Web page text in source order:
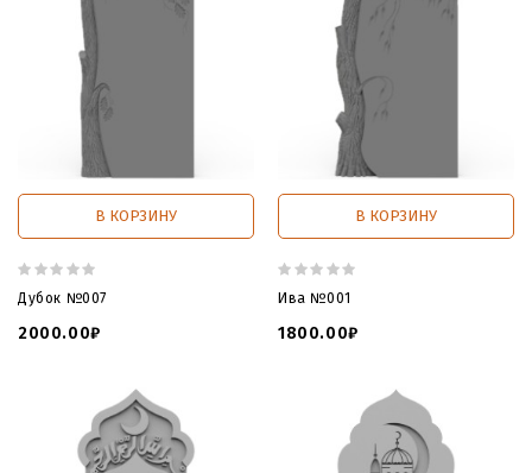
В КОРЗИНУ
Дубок №007
2000.00₽
В КОРЗИНУ
Ива №001
1800.00₽